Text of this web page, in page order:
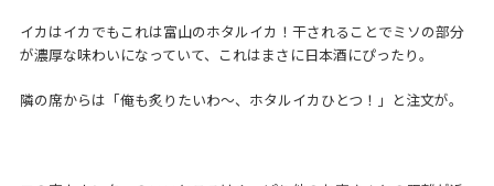
イカはイカでもこれは富山のホタルイカ！干されることでミソの部分
が濃厚な味わいになっていて、これはまさに日本酒にぴったり。
隣の席からは「俺も炙りたいわ～、ホタルイカひとつ！」と注文が。